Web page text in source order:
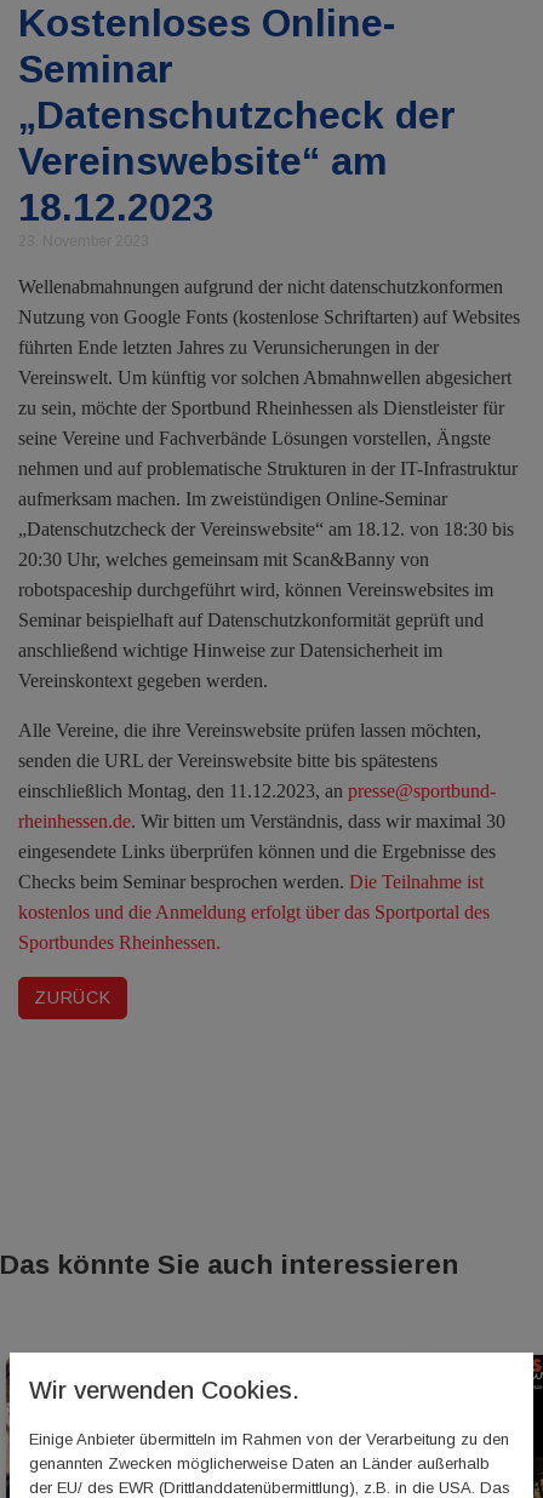
ZURÜCK
Kostenloses Online-
Seminar
„Datenschutzcheck der
Vereinswebsite“ am
18.12.2023
Wellenabmahnungen aufgrund der nicht datenschutzkonformen
Nutzung von Google Fonts (kostenlose Schriftarten) auf Websites
führten Ende letzten Jahres zu Verunsicherungen in der
Vereinswelt. Um künftig vor solchen Abmahnwellen abgesichert
zu sein, möchte der Sportbund Rheinhessen als Dienstleister für
seine Vereine und Fachverbände Lösungen vorstellen, Ängste
nehmen und auf problematische Strukturen in der IT-Infrastruktur
aufmerksam machen. Im zweistündigen Online-Seminar
„Datenschutzcheck der Vereinswebsite“ am 18.12. von 18:30 bis
20:30 Uhr, welches gemeinsam mit Scan&Banny von
robotspaceship durchgeführt wird, können Vereinswebsites im
Seminar beispielhaft auf Datenschutzkonformität geprüft und
anschließend wichtige Hinweise zur Datensicherheit im
Vereinskontext gegeben werden.
Alle Vereine, die ihre Vereinswebsite prüfen lassen möchten,
senden die URL der Vereinswebsite bitte bis spätestens
einschließlich Montag, den 11.12.2023, an presse@sportbund-
rheinhessen.de. Wir bitten um Verständnis, dass wir maximal 30
eingesendete Links überprüfen können und die Ergebnisse des
Checks beim Seminar besprochen werden. Die Teilnahme ist
kostenlos und die Anmeldung erfolgt über das Sportportal des
Sportbundes Rheinhessen.
Das könnte Sie auch interessieren
Wir verwenden Cookies.
Einige Anbieter übermitteln im Rahmen von der Verarbeitung zu den
genannten Zwecken möglicherweise Daten an Länder außerhalb
der EU/ des EWR (Drittlanddatenübermittlung), z.B. in die USA. Das